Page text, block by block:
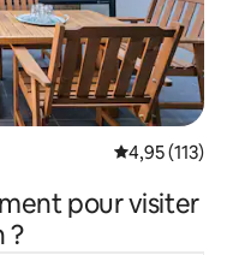
Évaluation
4,95 (113)
pour visiter
?